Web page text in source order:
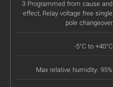
3 Programmed from cause and
effect, Relay voltage free single
pole changeover
-5°C to +40°C
Max relative humidity: 95%